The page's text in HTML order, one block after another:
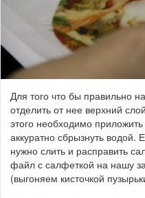
Для того что бы правильно
отделить от нее верхний
этого необходимо
аккуратно сбрызнуть водой.
нужно слить и расправить
файл с салфеткой на нашу
(выгоняем кисточкой